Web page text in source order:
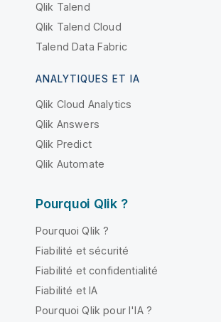
Qlik Talend
Qlik Talend Cloud
Talend Data Fabric
ANALYTIQUES ET IA
Qlik Cloud Analytics
Qlik Answers
Qlik Predict
Qlik Automate
Pourquoi Qlik ?
Pourquoi Qlik ?
Fiabilité et sécurité
Fiabilité et confidentialité
Fiabilité et IA
Pourquoi Qlik pour l'IA ?